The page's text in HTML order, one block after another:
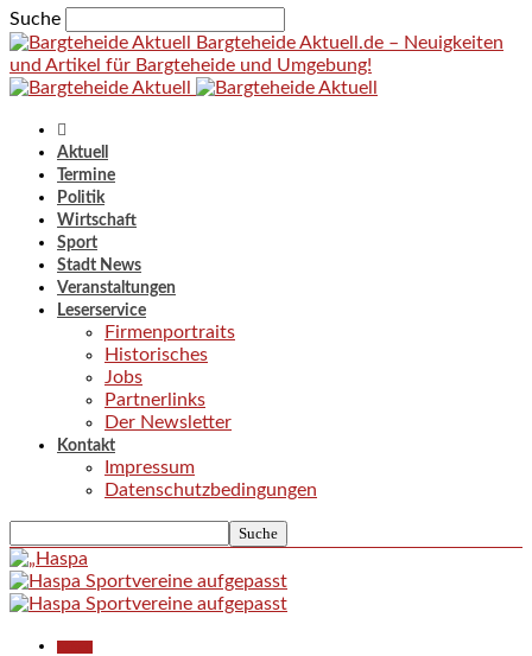
Suche
Bargteheide Aktuell.de – Neuigkeiten
und Artikel für Bargteheide und Umgebung!
Aktuell
Termine
Politik
Wirtschaft
Sport
Stadt News
Veranstaltungen
Leserservice
Firmenportraits
Historisches
Jobs
Partnerlinks
Der Newsletter
Kontakt
Impressum
Datenschutzbedingungen